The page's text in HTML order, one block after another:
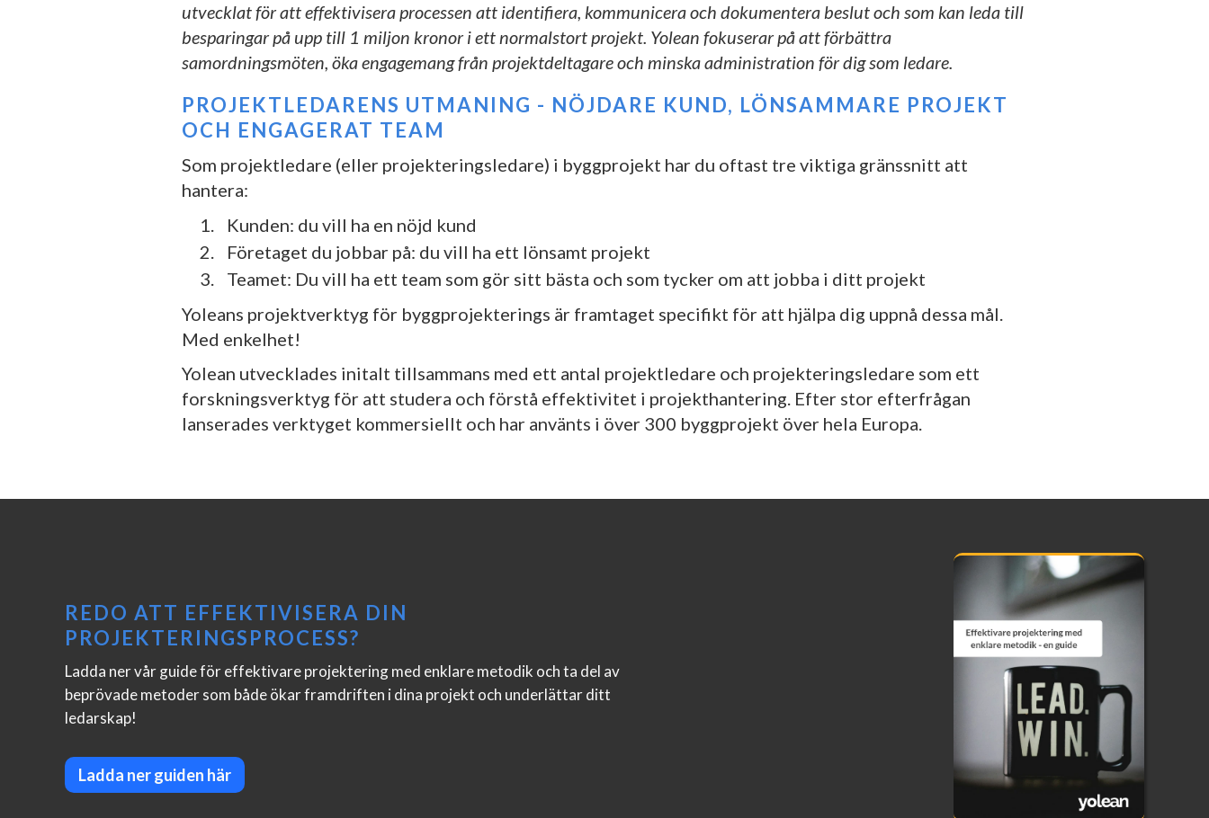
utvecklat för att effektivisera processen att identifiera, kommunicera och dokumentera beslut och som kan leda till
besparingar på upp till 1 miljon kronor i ett normalstort projekt. Yolean fokuserar på att förbättra
samordningsmöten, öka engagemang från projektdeltagare och minska administration för dig som ledare.
PROJEKTLEDARENS UTMANING - NÖJDARE KUND, LÖNSAMMARE PROJEKT
OCH ENGAGERAT TEAM
Som projektledare (eller projekteringsledare) i byggprojekt har du oftast tre viktiga gränssnitt att
hantera:
Kunden: du vill ha en nöjd kund
Företaget du jobbar på: du vill ha ett lönsamt projekt
Teamet: Du vill ha ett team som gör sitt bästa och som tycker om att jobba i ditt projekt
Yoleans projektverktyg för byggprojekterings är framtaget specifikt för att hjälpa dig uppnå dessa mål.
Med enkelhet!
Yolean utvecklades initalt tillsammans med ett antal projektledare och projekteringsledare som ett
forskningsverktyg för att studera och förstå effektivitet i projekthantering. Efter stor efterfrågan
lanserades verktyget kommersiellt och har använts i över 300 byggprojekt över hela Europa.
REDO ATT EFFEKTIVISERA DIN
PROJEKTERINGSPROCESS?
Ladda ner vår guide för effektivare projektering med enklare metodik och ta del av
beprövade metoder som både ökar framdriften i dina projekt och underlättar ditt
ledarskap!
Ladda ner guiden här